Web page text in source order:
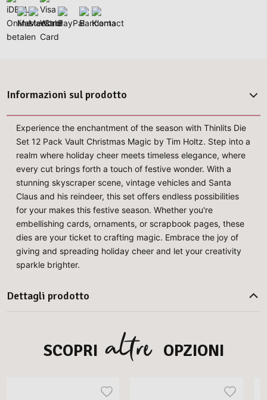
Informazioni sul prodotto
Experience the enchantment of the season with Thinlits Die
Set 12 Pack Vault Christmas Magic by Tim Holtz. Step into a
realm where holiday cheer meets timeless elegance, where
every cut brings forth a touch of festive wonder. With a
stunning skyscraper scene, vintage vehicles and Santa
Claus and his reindeer, this set offers endless possibilities
for your makes this festive season. Whether you're
embellishing cards, ornaments, or scrapbook pages, these
dies are your ticket to crafting magic. Embrace the joy of
giving and spreading holiday cheer and let your creativity
sparkle brighter.
Dettagli prodotto
SCOPRI altre OPZIONI